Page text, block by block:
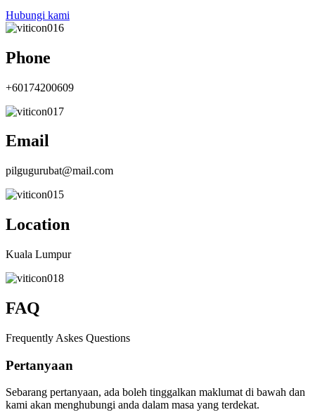
Hubungi kami
Phone
+60174200609
Email
pilgugurubat@mail.com
Location
Kuala Lumpur
FAQ
Frequently Askes Questions
Pertanyaan
Sebarang pertanyaan, ada boleh tinggalkan maklumat di bawah dan
kami akan menghubungi anda dalam masa yang terdekat.